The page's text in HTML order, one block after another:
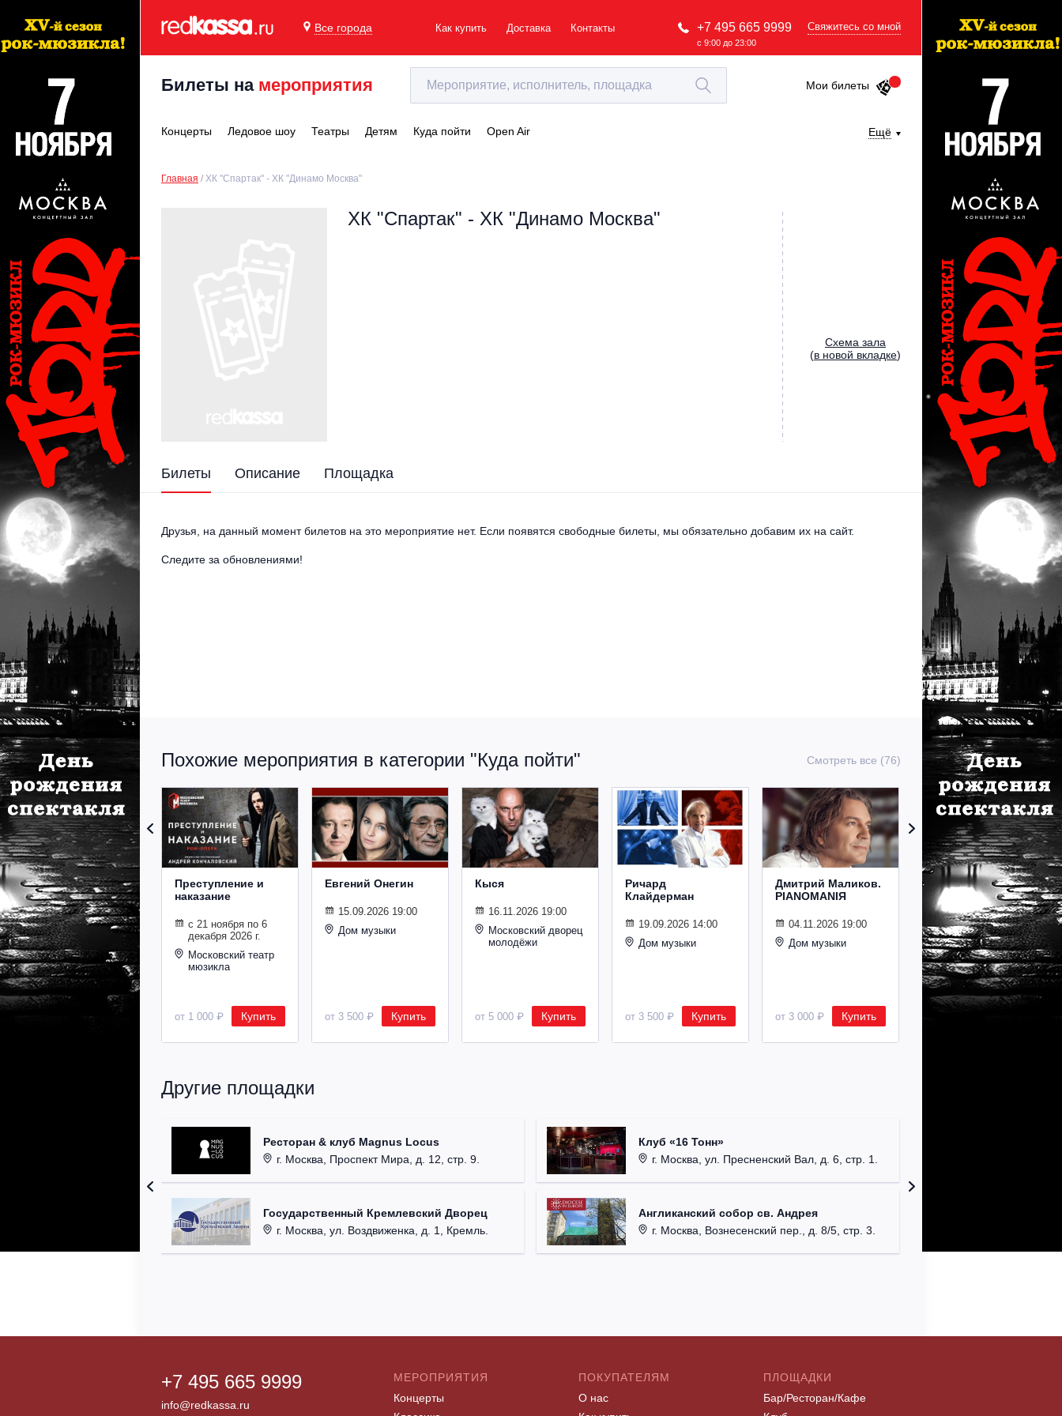
Все города Как купить Доставка Контакты +7 495 665 9999
с 9:00 до 23:00
Свяжитесь со мной
Билеты на мероприятия Мои билеты
Концерты Ледовое шоу Театры Детям Куда пойти Open Air Ещё
Главная ХК "Спартак" - ХК "Динамо Москва"
ХК "Спартак" - ХК "Динамо Москва"
Cхема зала
(в новой вкладке)
Билеты Описание Площадка
Друзья, на данный момент билетов на это мероприятие нет. Если появятся свободные билеты, мы обязательно добавим их на сайт.
Следите за обновлениями!
Похожие мероприятия в категории "Куда пойти" Смотреть все (76)
Преступление и
наказание
с 21 ноября по 6
декабря 2026 г.
Московский театр
мюзикла
от 1 000 ₽ Купить
Евгений Онегин
15.09.2026 19:00
Дом музыки
от 3 500 ₽ Купить
Кыся
16.11.2026 19:00
Московский дворец
молодёжи
от 5 000 ₽ Купить
Ричард
Клайдерман
19.09.2026 14:00
Дом музыки
от 3 500 ₽ Купить
Дмитрий Маликов.
PIANOMANIЯ
04.11.2026 19:00
Дом музыки
от 3 000 ₽ Купить
Рождественский
концерт
Владимира
Спивакова
24.12.2026 19:00
Дом музыки
Другие площадки
Ресторан & клуб Magnus Locus
г. Москва, Проспект Мира, д. 12, стр. 9.
Государственный Кремлевский Дворец
г. Москва, ул. Воздвиженка, д. 1, Кремль.
Клуб «16 Тонн»
г. Москва, ул. Пресненский Вал, д. 6, стр. 1.
Англиканский собор св. Андрея
г. Москва, Вознесенский пер., д. 8/5, стр. 3.
+7 495 665 9999
info@redkassa.ru
МЕРОПРИЯТИЯ
Концерты
ПОКУПАТЕЛЯМ
О нас
ПЛОЩАДКИ
Бар/Ресторан/Кафе